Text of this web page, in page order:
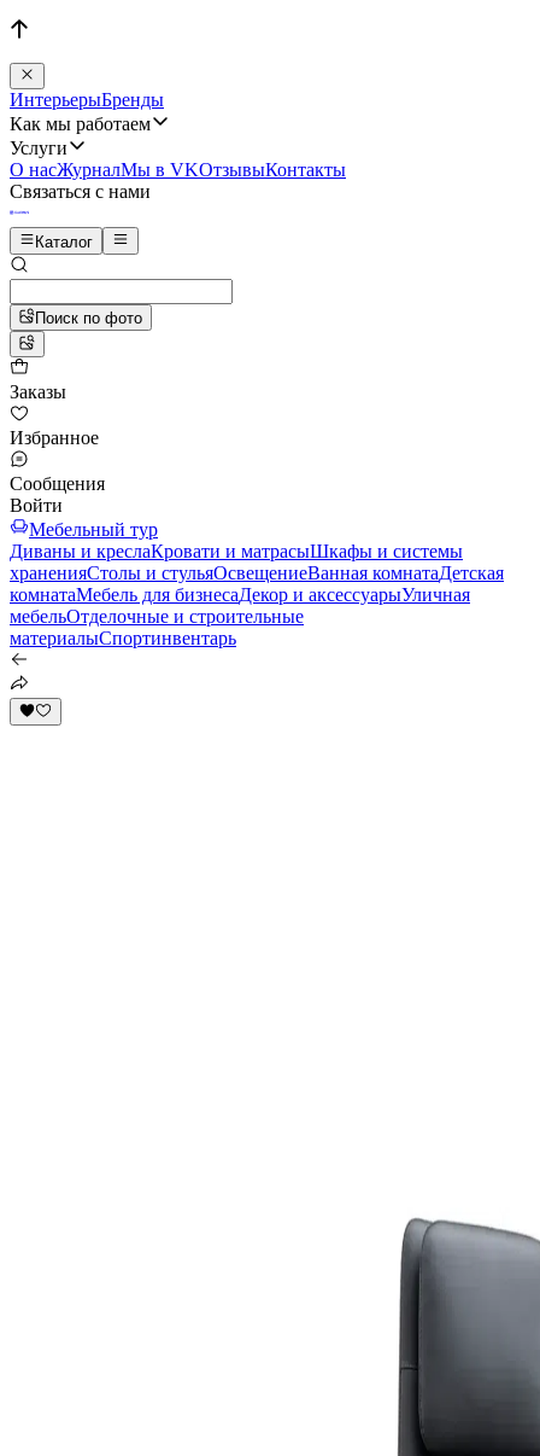
ИнтерьерыБренды
Как мы работаем
Услуги
О насЖурналМы в VKОтзывыКонтакты
Связаться с нами
Каталог
Поиск по фото
Заказы
Избранное
Сообщения
Войти
Мебельный тур
Диваны и креслаКровати и матрасыШкафы и системы
храненияСтолы и стульяОсвещениеВанная комнатаДетская
комнатаМебель для бизнесаДекор и аксессуарыУличная
мебельОтделочные и строительные
материалыСпортинвентарь